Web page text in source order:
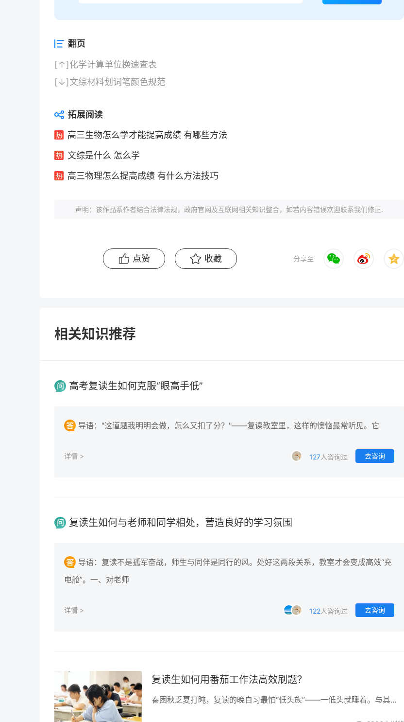
翻页
[↑]化学计算单位换速查表
[↓]文综材料划词笔颜色规范
拓展阅读
高三生物怎么学才能提高成绩 有哪些方法
文综是什么 怎么学
高三物理怎么提高成绩 有什么方法技巧
声明：该作品系作者结合法律法规，政府官网及互联网相关知识整合，如若内容错误欢迎联系我们修正.
点赞 收藏 分享至
相关知识推荐
高考复读生如何克服“眼高手低”
导语："这道题我明明会做，怎么又扣了分？"——复读教室里，这样的懊恼最常听见。它
详情 > 127人咨询过 去咨询
复读生如何与老师和同学相处，营造良好的学习氛围
导语：复读不是孤军奋战，师生与同伴是同行的风。处好这两段关系，教室才会变成高效“充
电舱”。一、对老师
详情 > 122人咨询过 去咨询
复读生如何用番茄工作法高效刷题？
春困秋乏夏打盹，复读的晚自习最怕“低头族”——一低头就睡着。与其冲咖啡伤胃，不如来套5分钟「清醒操」，拉走瞌睡虫，回血不耗时。